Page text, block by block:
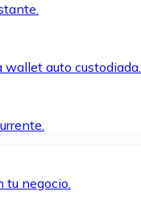
auto custodiada.
tu negocio.